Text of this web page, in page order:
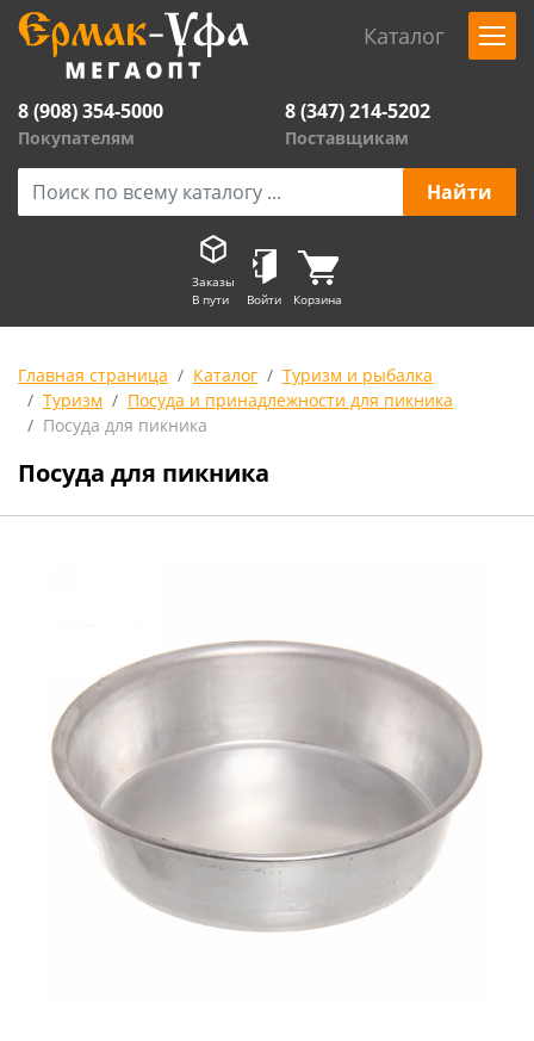
Каталог
8 (908) 354-5000
Покупателям
8 (347) 214-5202
Поставщикам
Заказы
В пути
Войти Корзина
Главная страница Каталог
Туризм и рыбалка
Туризм
Посуда и принадлежности для пикника
Посуда для пикника
Посуда для пикника